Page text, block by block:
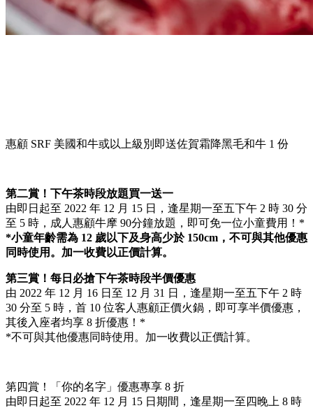
惠顧 SRF 美國和牛或以上級別即送佐賀霜降黑毛和牛 1 份
第二賞！下午茶時段放題買一送一
由即日起至 2022 年 12 月 15 日，逢星期一至五下午 2 時 30 分
至 5 時，成人惠顧牛摩 90分鐘放題，即可免一位小童費用！*
*小童年齡需為 12 歲以下及身高少於 150cm，不可與其他優惠
同時使用。加一收費以正價計算。
第三賞！每日必搶下午茶時段半價優惠
由 2022 年 12 月 16 日至 12 月 31 日，逢星期一至五下午 2 時
30 分至 5 時，首 10 位客人惠顧正價火鍋，即可享半價優惠，
其後入座者均享 8 折優惠！*
*不可與其他優惠同時使用。加一收費以正價計算。
第四賞！「你的名字」優惠專享 8 折
由即日起至 2022 年 12 月 15 日期間，逢星期一至四晚上 8 時